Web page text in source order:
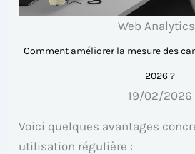
Web Analytics
Comment améliorer la mesure des
2026 ?
19/02/2026
Voici quelques avantages
utilisation régulière :